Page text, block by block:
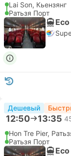
Lai Son, Кьензянг
Ратьзя Порт
Дешевый
12:50 13:35
Hon Tre Pier,
Ратьзя Порт